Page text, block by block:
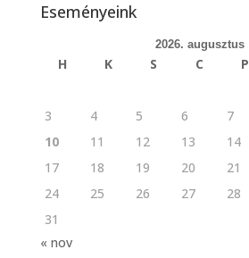
Eseményeink
2026. augusztus
H K S C P
3
4 5 6 7
10
11 12 13 14
17
18 19 20 21
24
25 26 27 28
31
« nov